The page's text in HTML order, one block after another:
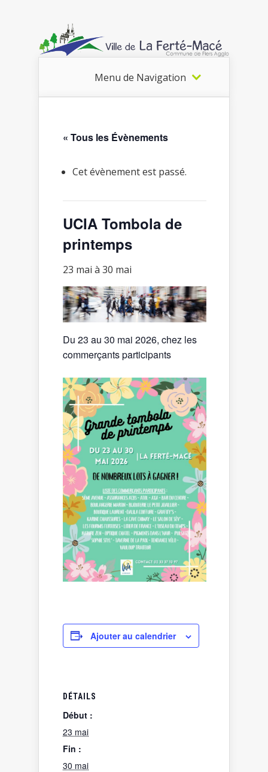
Menu de Navigation
« Tous les Évènements
Cet évènement est passé.
UCIA Tombola de
printemps
23 mai à 30 mai
Du 23 au 30 mai 2026, chez les
commerçants participants
Ajouter au calendrier
DÉTAILS
Début :
23 mai
Fin :
30 mai